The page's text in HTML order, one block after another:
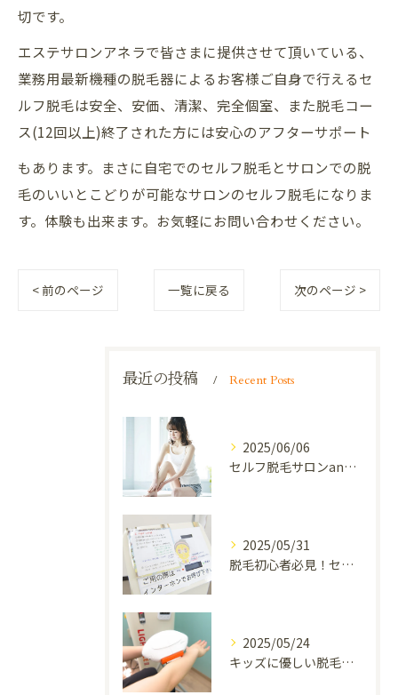
切です。
エステサロンアネラで皆さまに提供させて頂いている、
業務用最新機種の脱毛器によるお客様ご自身で行えるセ
ルフ脱毛は安全、安価、清潔、完全個室、また脱毛コー
ス(12回以上)終了された方には安心のアフターサポート
もあります。まさに自宅でのセルフ脱毛とサロンでの脱
毛のいいとこどりが可能なサロンのセルフ脱毛になりま
す。体験も出来ます。お気軽にお問い合わせください。
< 前のページ 一覧に戻る 次のページ >
最近の投稿 Recent Posts
2025/06/06
セルフ脱毛サロンanelaで夏までに理想の肌を目指そう
2025/05/31
脱毛初心者必見！セルフ脱毛サロンanelaで失敗しないための5つのポイント
2025/05/24
キッズに優しい脱毛！セルフ脱毛サロンanelaの完全利用ガイド